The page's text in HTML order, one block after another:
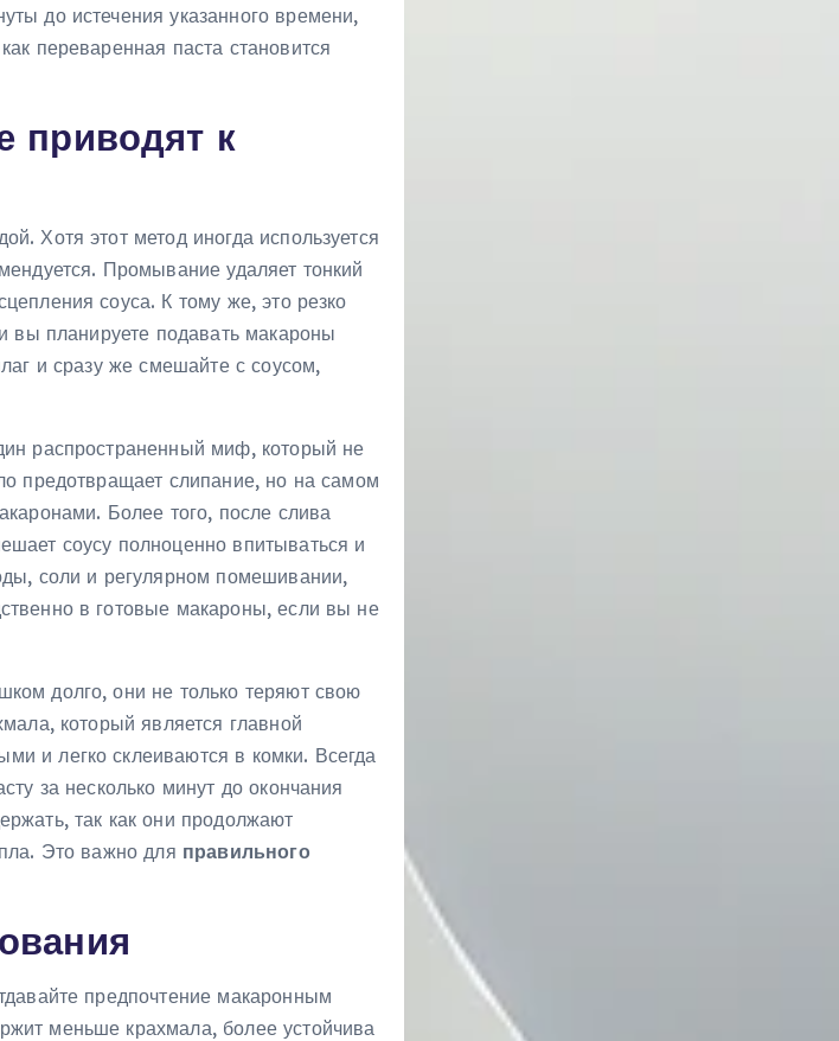
до истечения указанного времени,
переваренная паста становится
приводят к
Хотя этот метод иногда используется
Промывание удаляет тонкий
соуса. К тому же, это резко
вы планируете подавать макароны
и сразу же смешайте с соусом,
распространенный миф, который не
предотвращает слипание, но на самом
Более того, после слива
соусу полноценно впитываться и
соли и регулярном помешивании,
в готовые макароны, если вы не
долго, они не только теряют свою
который является главной
и легко склеиваются в комки. Всегда
за несколько минут до окончания
так как они продолжают
Это важно для правильного
предпочтение макаронным
меньше крахмала, более устойчива